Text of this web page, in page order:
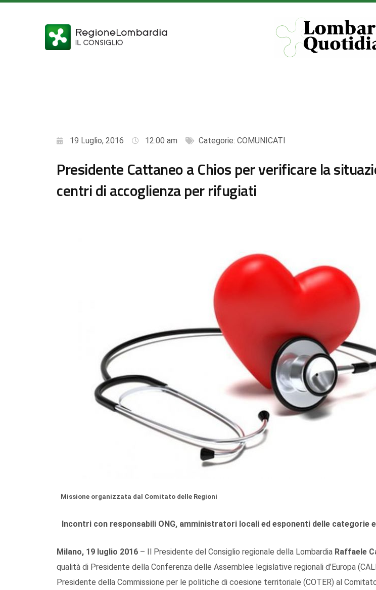
19 Luglio, 2016 12:00 am Categorie: COMUNICATI
Presidente Cattaneo a Chios per verificare la
centri di accoglienza per rifugiati
Missione organizzata dal Comitato delle Regioni
Incontri con responsabili ONG, amministratori locali ed esponenti delle categorie
Milano, 19 luglio 2016 – Il Presidente del Consiglio regionale della Lombardia Raffaele
qualità di Presidente della Conferenza delle Assemblee legislative regionali d’Europa
Presidente della Commissione per le politiche di coesione territoriale (COTER) al